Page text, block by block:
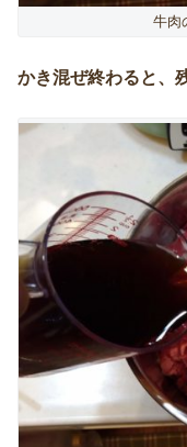
牛肉
かき混ぜ終わると、